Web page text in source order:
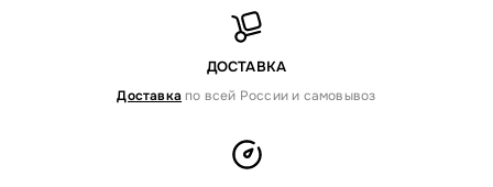
ДОСТАВКА
Доставка по всей России и самовывоз